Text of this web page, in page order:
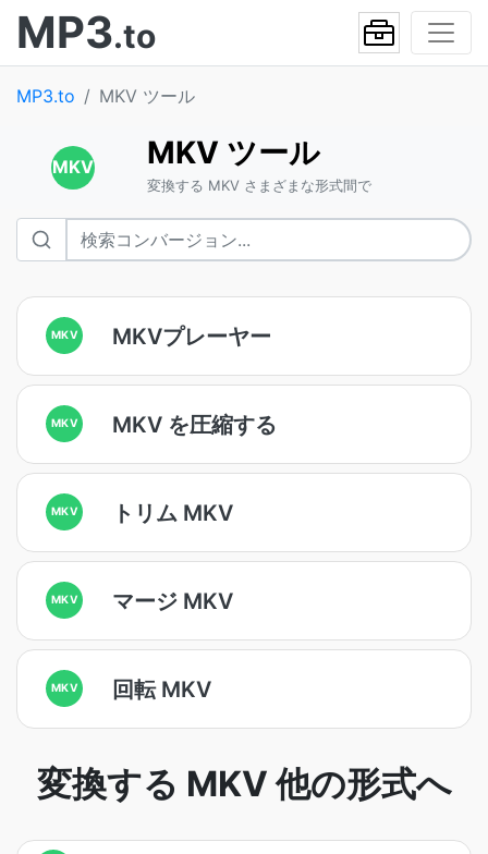
MP3.to
MP3.to MKV ツール
MKV MKV ツール
変換する MKV さまざまな形式間で
MKV MKVプレーヤー
MKV MKV を圧縮する
MKV トリム MKV
MKV マージ MKV
MKV 回転 MKV
変換する MKV 他の形式へ